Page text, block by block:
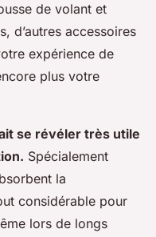
de volant et
d’autres accessoires
expérience de
plus votre
se révéler très utile
Spécialement
la
considérable pour
lors de longs